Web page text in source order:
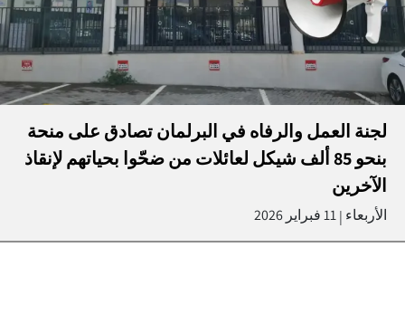
لجنة العمل والرفاه في البرلمان تصادق على منحة
بنحو 85 ألف شيكل لعائلات من ضحّوا بحياتهم لإنقاذ
الآخرين
الأربعاء |11 فبراير 2026